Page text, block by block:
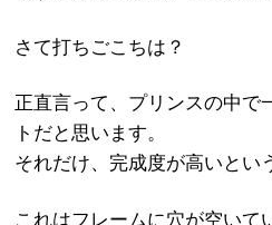
さて打ちごこちは？
正直言って、プリンスの中で
トだと思います。
それだけ、完成度が高いとい
これはフレームに穴が空いて